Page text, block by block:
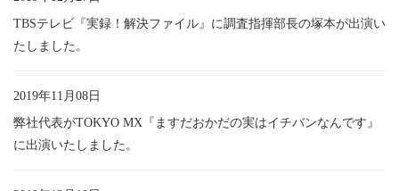
TBSテレビ『実録！解決ファイル』に調査指揮部長の塚本が出演い
たしました。
2019年11月08日
弊社代表がTOKYO MX『ますだおかだの実はイチバンなんです』
に出演いたしました。